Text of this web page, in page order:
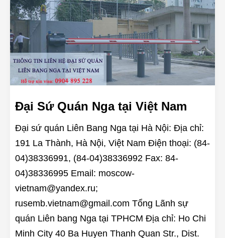
Đại Sứ Quán Nga tại Việt Nam
Đại sứ quán Liên Bang Nga tại Hà Nội: Địa chỉ:
191 La Thành, Hà Nội, Việt Nam Điện thoại: (84-
04)38336991, (84-04)38336992 Fax: 84-
04)38336995 Email: moscow-
vietnam@yandex.ru;
rusemb.vietnam@gmail.com Tổng Lãnh sự
quán Liên bang Nga tại TPHCM Địa chỉ: Ho Chi
Minh City 40 Ba Huyen Thanh Quan Str., Dist.